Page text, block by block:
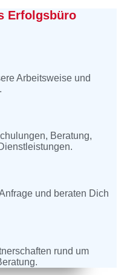
Erfolgsbüro
Arbeitsweise und
Beratung,
und beraten Dich
rund um